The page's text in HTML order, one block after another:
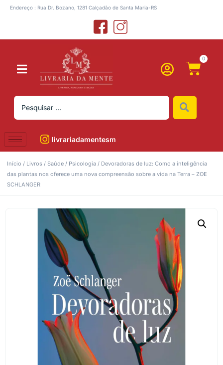
Endereço : Rua Dr. Bozano, 1281 Calçadão de Santa Maria-RS
0
livrariadamentesm
Início / Livros / Saúde / Psicologia / Devoradoras de luz: Como a inteligência
das plantas nos oferece uma nova compreensão sobre a vida na Terra – ZOE
SCHLANGER